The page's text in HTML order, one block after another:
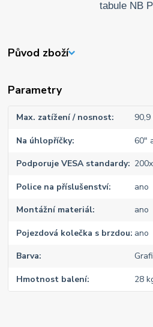
Původ zboží
Parametry
Max. zatížení / nosnost 90,9
Na úhlopříčky 60"
Podporuje VESA standardy
Police na příslušenství ano
Montážní materiál ano
Pojezdová kolečka s brzdou ano
Barva
Hmotnost balení 28